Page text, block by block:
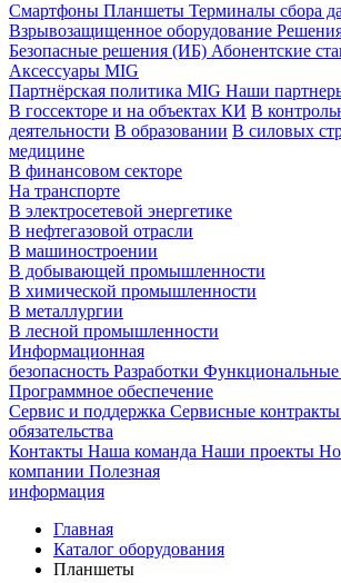
Смартфоны Планшеты Терминалы сбора
Взрывозащищенное оборудование
Безопасные решения (ИБ) Абонентские
Аксессуары MIG
Партнёрская политика MIG Наши
В госсекторе и на объектах КИ В
деятельности В образовании В силовых
медицине
В финансовом секторе
На транспорте
В электросетевой энергетике
В нефтегазовой отрасли
В машиностроении
В добывающей промышленности
В химической промышленности
В металлургии
В лесной промышленности
Информационная
безопасность Разработки
Программное обеспечение
Сервис и поддержка Сервисные контракты
обязательства
Контакты Наша команда Наши проекты
компании Полезная
информация
Главная
Каталог оборудования
Планшеты